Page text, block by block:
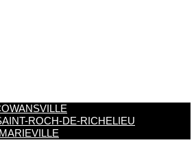
ROCH-DE-RICHELIEU